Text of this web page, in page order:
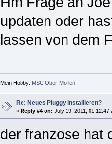
updaten oder
lassen von dem
Mein Hobby: MSC Ober-Mörlen
Re: Neues Pluggy installieren?
« Reply #4 on: July 19, 2011, 01:12:47
der franzose hat